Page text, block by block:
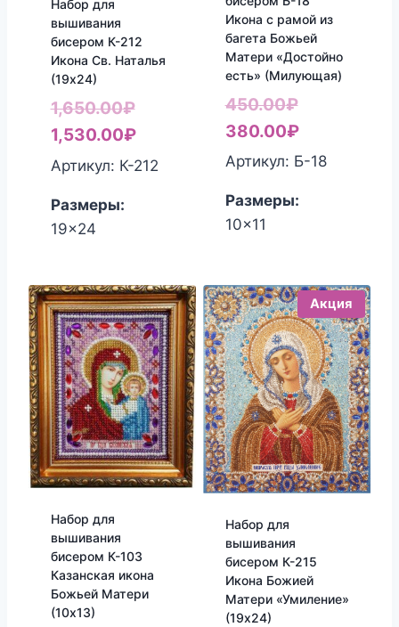
Набор для
вышивания
бисером К-212
Икона Св. Наталья
(19х24)
1,650.00₽Первоначальная
цена
составляла
1,530.00₽Текущая
цена:
Артикул: К-212
Размеры:
19x24
Икона с рамой из
багета Божьей
Матери «Достойно
есть» (Милующая)
450.00₽
цена
составляла
380.00₽Текущая
цена:
Артикул: Б-18
Размеры:
10x11
Набор для
вышивания
бисером К-103
Казанская икона
Божьей Матери
(10х13)
Акция
Набор для
вышивания
бисером К-215
Икона Божией
Матери «Умиление»
(19х24)